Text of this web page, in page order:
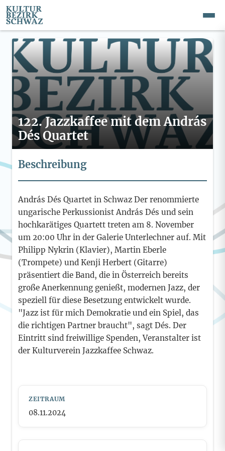
122. Jazzkaffee mit dem András
Dés Quartet
Beschreibung
András Dés Quartet in Schwaz Der renommierte
ungarische Perkussionist András Dés und sein
hochkarätiges Quartett treten am 8. November
um 20:00 Uhr in der Galerie Unterlechner auf. Mit
Philipp Nykrin (Klavier), Martin Eberle
(Trompete) und Kenji Herbert (Gitarre)
präsentiert die Band, die in Österreich bereits
große Anerkennung genießt, modernen Jazz, der
speziell für diese Besetzung entwickelt wurde.
"Jazz ist für mich Demokratie und ein Spiel, das
die richtigen Partner braucht", sagt Dés. Der
Eintritt sind freiwillige Spenden, Veranstalter ist
der Kulturverein Jazzkaffee Schwaz.
ZEITRAUM
08.11.2024